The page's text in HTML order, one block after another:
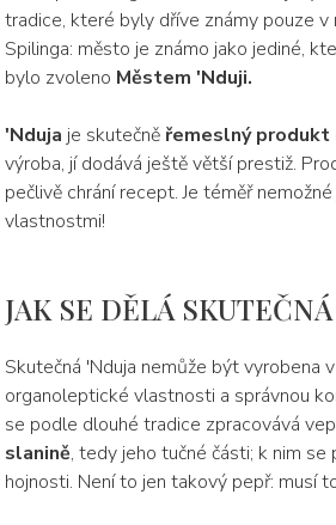
tradice, které byly dříve známy pouze
Spilinga: město je známo jako jediné,
bylo zvoleno Městem 'Nduji.
'Nduja je skutečně řemeslný produkt
výroba, jí dodává ještě větší prestiž.
pečlivě chrání recept. Je téměř
vlastnostmi!
JAK SE DĚLÁ
Skutečná 'Nduja nemůže být vyrobena
organoleptické vlastnosti a správnou
se podle dlouhé tradice zpracovává
slanině, tedy jeho tučné části; k nim se
hojnosti. Není to jen takový pepř: musí